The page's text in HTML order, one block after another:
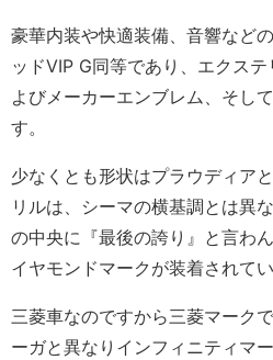
豪華内装や快適装備、音響など
ッドVIP G同等であり、エクス
よびメーカーエンブレム、そし
す。
少なくとも形状はプラウディア
リルは、シーマの横基調とは異
の中央に『最後の誇り』と言わ
イヤモンドマークが装着されてい
三菱車なのですから三菱マーク
ーガと異なりインフィニティマ